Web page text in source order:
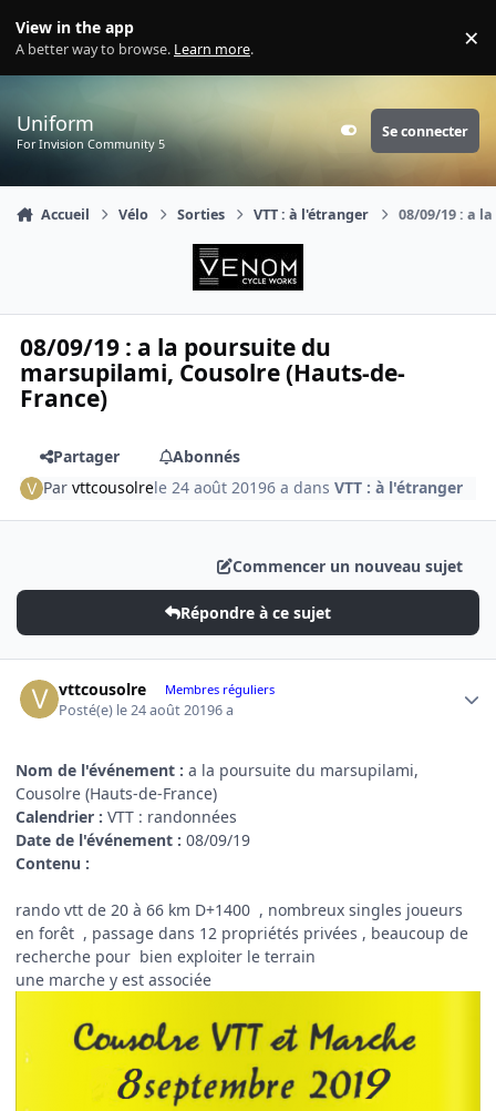
View in the app
A better way to browse. Learn more. ×
Uniform
For Invision Community 5 Customizer
Se connecter
Accueil Vélo Sorties VTT : à l'étranger 08/09/19 : a
08/09/19 : a la poursuite du
marsupilami, Cousolre (Hauts-de-
France)
Partager
Abonnés
Parvttcousolrele 24 août 20196 a dansVTT : à l'étranger
Commencer un nouveau sujet
Répondre à ce sujet
vttcousolre Membres réguliers
Posté(e) le 24 août 20196 a
Nom de l'événement : a la poursuite du marsupilami,
Cousolre (Hauts-de-France)
Calendrier : VTT : randonnées
Date de l'événement : 08/09/19
Contenu :
rando vtt de 20 à 66 km D+1400 , nombreux singles joueurs
en forêt , passage dans 12 propriétés privées , beaucoup de
recherche pour bien exploiter le terrain
une marche y est associée